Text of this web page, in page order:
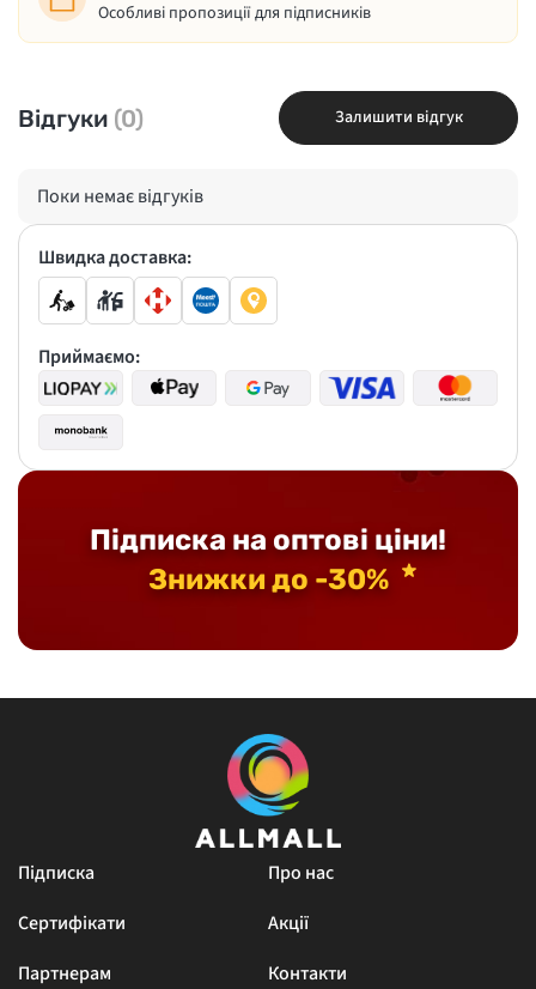
Особливі пропозиції для підписників
Відгуки (0) Залишити відгук
Поки немає відгуків
Підписка на оптові ціни!
Знижки до -30%
Швидка доставка:
Приймаємо:
Підписка
Про нас
Сертифікати
Акції
Партнерам
Контакти